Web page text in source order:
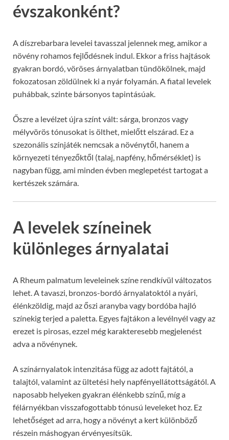
évszakonként?
A díszrebarbara levelei tavasszal jelennek meg, amikor a
növény rohamos fejlődésnek indul. Ekkor a friss hajtások
gyakran bordó, vöröses árnyalatban tündökölnek, majd
fokozatosan zöldülnek ki a nyár folyamán. A fiatal levelek
puhábbak, szinte bársonyos tapintásúak.
Őszre a levélzet újra színt vált: sárga, bronzos vagy
mélyvörös tónusokat is ölthet, mielőtt elszárad. Ez a
szezonális színjáték nemcsak a növénytől, hanem a
környezeti tényezőktől (talaj, napfény, hőmérséklet) is
nagyban függ, ami minden évben meglepetést tartogat a
kertészek számára.
A levelek színeinek
különleges árnyalatai
A Rheum palmatum leveleinek színe rendkívül változatos
lehet. A tavaszi, bronzos-bordó árnyalatoktól a nyári,
élénkzöldig, majd az őszi aranyba vagy bordóba hajló
színekig terjed a paletta. Egyes fajtákon a levélnyél vagy az
erezet is pirosas, ezzel még karakteresebb megjelenést
adva a növénynek.
A színárnyalatok intenzitása függ az adott fajtától, a
talajtól, valamint az ültetési hely napfényellátottságától. A
naposabb helyeken gyakran élénkebb színű, míg a
félárnyékban visszafogottabb tónusú leveleket hoz. Ez
lehetőséget ad arra, hogy a növényt a kert különböző
részein máshogyan érvényesítsük.